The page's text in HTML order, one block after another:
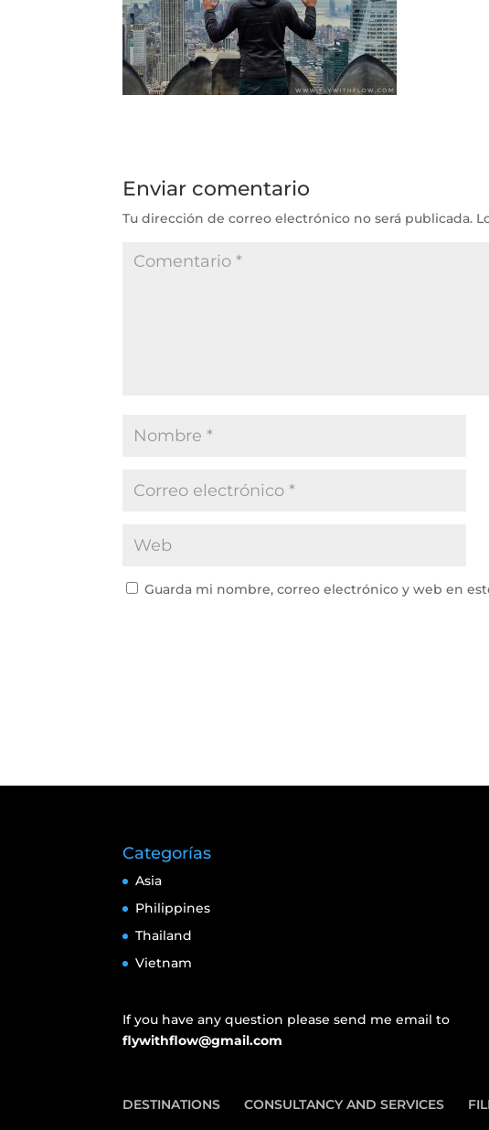
Enviar comentario
Tu dirección de correo electrónico no será publicada.
Guarda mi nombre, correo electrónico y web en
Categorías
Asia
Philippines
Thailand
Vietnam
If you have any question please send me email to
flywithflow@gmail.com
DESTINATIONS CONSULTANCY AND SERVICES